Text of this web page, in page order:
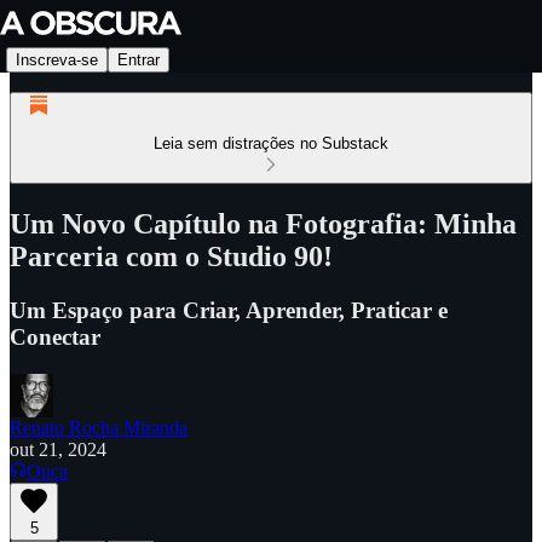
Inscreva-se Entrar
Leia sem distrações no Substack
Um Novo Capítulo na Fotografia: Minha
Parceria com o Studio 90!
Um Espaço para Criar, Aprender, Praticar e
Conectar
Renato Rocha Miranda
out 21, 2024
Ouça
5